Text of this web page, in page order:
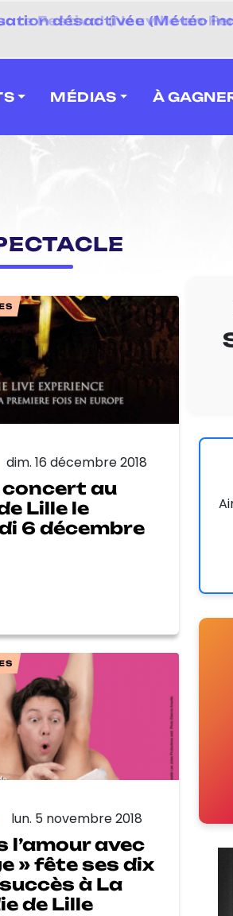
Festival (Neuville-en-
MÉDIAS À
dim. 16 décembre 2018
concert au
Lille le
6 décembre
lun. 5 novembre 2018
l’amour avec
» fête ses dix
à La
de Lille